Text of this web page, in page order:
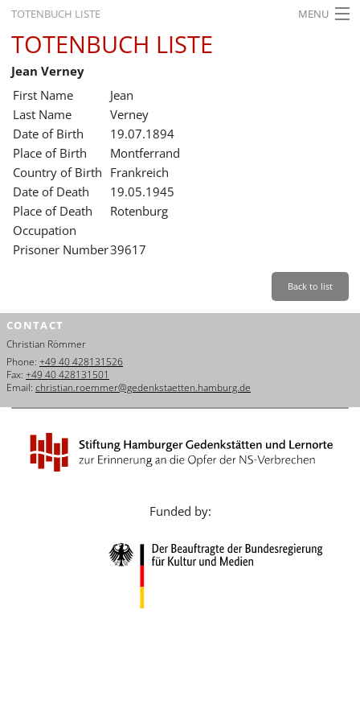
TOTENBUCH LISTE MENU
STARTSEITE
AUSSTELLUNGEN
GESCHICHTE
BILDUNG
FORSCHUNG
SERVICE
Leichte Sprache
Dansk
Español
Italiano
Nederlands
Português
TOTENBUCH LISTE
Jean Verney
First Name
Jean
Last Name
Verney
Date of Birth
19.07.1894
Place of Birth
Montferrand
Country of Birth Frankreich
Date of Death
19.05.1945
Place of Death
Rotenburg
Occupation
Prisoner Number39617
Back to list
CONTACT
Christian Römmer
Phone: +49 40 428131526
Fax: +49 40 428131501
Email: christian.roemmer@gedenkstaetten.hamburg.de
Funded by: